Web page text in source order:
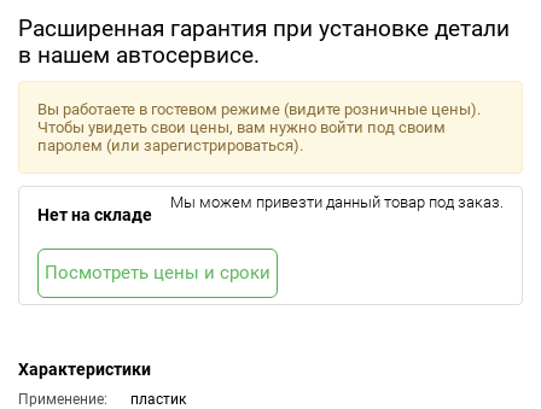
Расширенная гарантия при установке детали
в нашем автосервисе.
Характеристики
Применение:
пластик
Вы работаете в гостевом режиме (видите розничные цены).
Чтобы увидеть свои цены, вам нужно войти под своим
паролем (или зарегистрироваться).
Нет на складе
Мы можем привезти данный товар под заказ.
Посмотреть цены и сроки